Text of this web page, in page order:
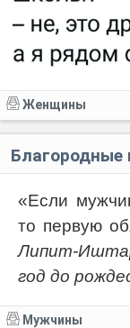
Женщины
Благородные
«Если
то первую
Липит-
год до
Мужчины